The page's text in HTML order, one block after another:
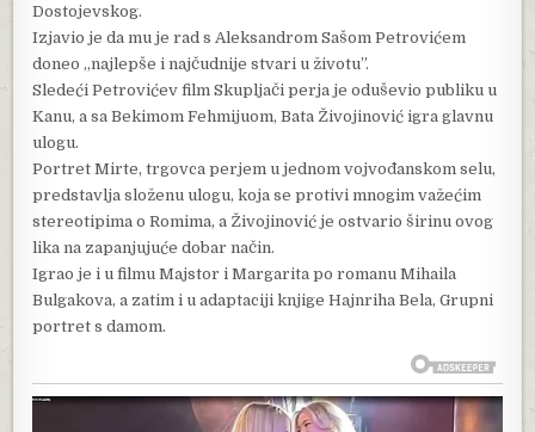
Dostojevskog.
Izjavio je da mu je rad s Aleksandrom Sašom Petrovićem
doneo „najlepše i najčudnije stvari u životu”.
Sledeći Petrovićev film Skupljači perja je oduševio publiku u
Kanu, a sa Bekimom Fehmijuom, Bata Živojinović igra glavnu
ulogu.
Portret Mirte, trgovca perjem u jednom vojvođanskom selu,
predstavlja složenu ulogu, koja se protivi mnogim važećim
stereotipima o Romima, a Živojinović je ostvario širinu ovog
lika na zapanjujuće dobar način.
Igrao je i u filmu Majstor i Margarita po romanu Mihaila
Bulgakova, a zatim i u adaptaciji knjige Hajnriha Bela, Grupni
portret s damom.